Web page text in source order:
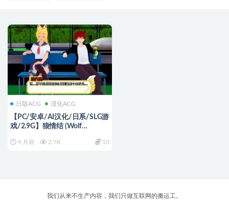
日版ACG 漢化ACG
【PC/安卓/AI汉化/日系/SLG游
戏/2.9G】狼情结 (Wolf
+PC+安卓+日系SLG游戏+2.9G
9 月前 2.7K 10
我们从来不生产内容，我们只做互联网的搬运工。